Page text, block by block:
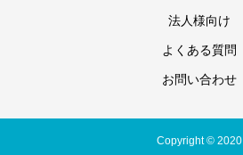
法人様向け
よくある質問
お問い合わせ
Copyright © 2020